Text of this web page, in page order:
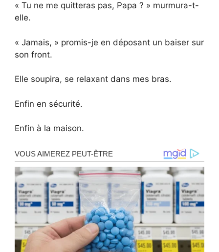
« Tu ne me quitteras pas, Papa ? » murmura-t-
elle.
« Jamais, » promis-je en déposant un baiser sur
son front.
Elle soupira, se relaxant dans mes bras.
Enfin en sécurité.
Enfin à la maison.